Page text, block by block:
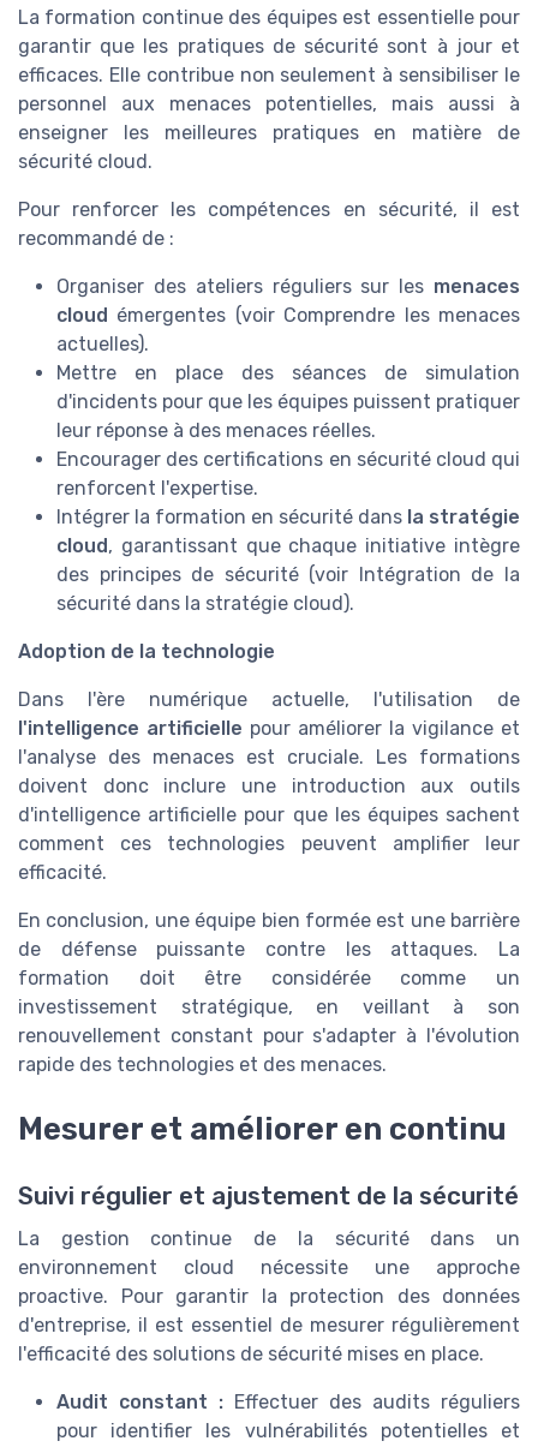
La formation continue des équipes est essentielle pour
garantir que les pratiques de sécurité sont à jour et
efficaces. Elle contribue non seulement à sensibiliser le
personnel aux menaces potentielles, mais aussi à
enseigner les meilleures pratiques en matière de
sécurité cloud.
Pour renforcer les compétences en sécurité, il est
recommandé de :
Organiser des ateliers réguliers sur les menaces
cloud émergentes (voir Comprendre les menaces
actuelles).
Mettre en place des séances de simulation
d'incidents pour que les équipes puissent pratiquer
leur réponse à des menaces réelles.
Encourager des certifications en sécurité cloud qui
renforcent l'expertise.
Intégrer la formation en sécurité dans la stratégie
cloud, garantissant que chaque initiative intègre
des principes de sécurité (voir Intégration de la
sécurité dans la stratégie cloud).
Adoption de la technologie
Dans l'ère numérique actuelle, l'utilisation de
l'intelligence artificielle pour améliorer la vigilance et
l'analyse des menaces est cruciale. Les formations
doivent donc inclure une introduction aux outils
d'intelligence artificielle pour que les équipes sachent
comment ces technologies peuvent amplifier leur
efficacité.
En conclusion, une équipe bien formée est une barrière
de défense puissante contre les attaques. La
formation doit être considérée comme un
investissement stratégique, en veillant à son
renouvellement constant pour s'adapter à l'évolution
rapide des technologies et des menaces.
Mesurer et améliorer en continu
Suivi régulier et ajustement de la sécurité
La gestion continue de la sécurité dans un
environnement cloud nécessite une approche
proactive. Pour garantir la protection des données
d'entreprise, il est essentiel de mesurer régulièrement
l'efficacité des solutions de sécurité mises en place.
Audit constant : Effectuer des audits réguliers
pour identifier les vulnérabilités potentielles et